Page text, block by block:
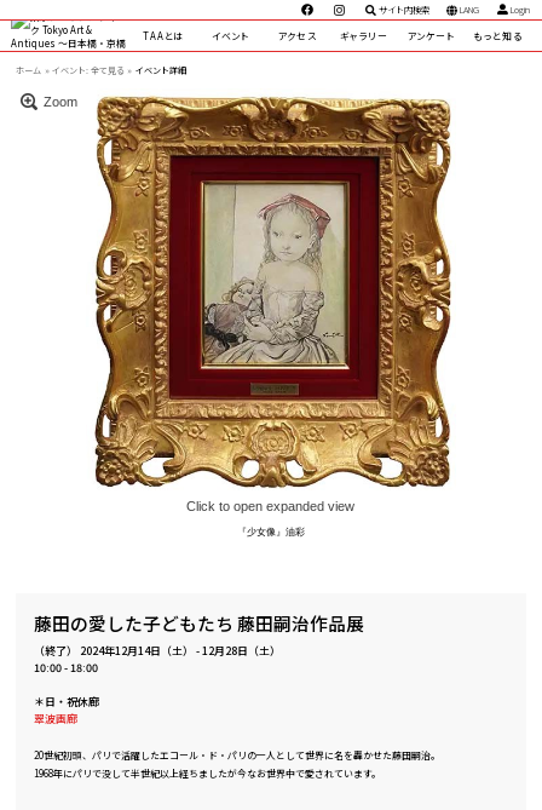
サイト内検索 LANG
Login
TAAとは
イベント アクセス ギャラリー アンケート もっと知る
ホーム イベント:全て見る » イベント詳細
Zoom
Click to open expanded view
『少女像』油彩
藤田の愛した子どもたち 藤田嗣治作品展
（終了） 2024年12月14日（土）-12月28日（土）
10:00 - 18:00
＊日・祝休廊
翠波画廊
20世紀初頭、パリで活躍したエコール・ド・パリの一人として世界に名を轟かせた藤田嗣治。
1968年にパリで没して半世紀以上経ちましたが今なお世界中で愛されています。